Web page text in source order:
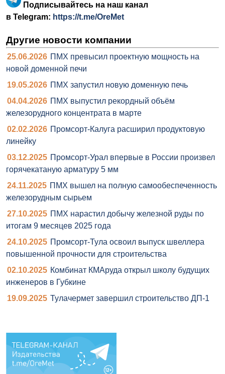
Подписывайтесь на наш канал
в Telegram: https://t.me/OreMet
Другие новости компании
25.06.2026 ПМХ превысил проектную мощность на
новой доменной печи
19.05.2026 ПМХ запустил новую доменную печь
04.04.2026 ПМХ выпустил рекордный объём
железорудного концентрата в марте
02.02.2026 Промсорт-Калуга расширил продуктовую
линейку
03.12.2025 Промсорт-Урал впервые в России произвел
горячекатаную арматуру 5 мм
24.11.2025 ПМХ вышел на полную самообеспеченность
железорудным сырьем
27.10.2025 ПМХ нарастил добычу железной руды по
итогам 9 месяцев 2025 года
24.10.2025 Промсорт-Тула освоил выпуск швеллера
повышенной прочности для строительства
02.10.2025 Комбинат КМАруда открыл школу будущих
инженеров в Губкине
19.09.2025 Тулачермет завершил строительство ДП-1